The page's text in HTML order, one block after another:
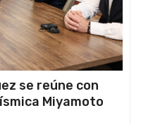
se reúne con
Miyamoto